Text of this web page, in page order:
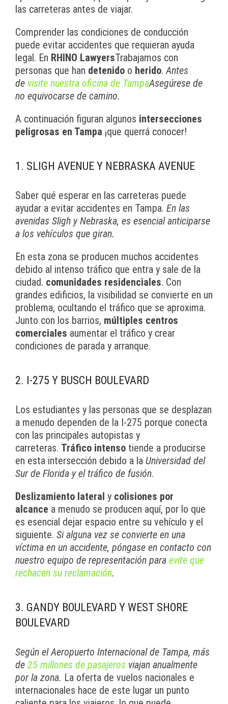
las carreteras antes de viajar.
Comprender las condiciones de conducción
puede evitar accidentes que requieran ayuda
legal. En RHINO LawyersTrabajamos con
personas que han detenido o herido.Antes
de visite nuestra oficina de TampaAsegúrese de
no equivocarse de camino.
A continuación figuran algunos intersecciones
peligrosas en Tampa ¡que querrá conocer!
1. SLIGH AVENUE Y NEBRASKA AVENUE
Saber qué esperar en las carreteras puede
ayudar a evitar accidentes en Tampa. En las
avenidas Sligh y Nebraska, es esencial anticiparse
a los vehículos que giran.
En esta zona se producen muchos accidentes
debido al intenso tráfico que entra y sale de la
ciudad. comunidades residenciales. Con
grandes edificios, la visibilidad se convierte en un
problema, ocultando el tráfico que se aproxima.
Junto con los barrios, múltiples centros
comerciales aumentar el tráfico y crear
condiciones de parada y arranque.
2. I-275 Y BUSCH BOULEVARD
Los estudiantes y las personas que se desplazan
a menudo dependen de la I-275 porque conecta
con las principales autopistas y
carreteras. Tráfico intenso tiende a producirse
en esta intersección debido a la Universidad del
Sur de Florida y el tráfico de fusión.
Deslizamiento lateral y colisiones por
alcance a menudo se producen aquí, por lo que
es esencial dejar espacio entre su vehículo y el
siguiente. Si alguna vez se convierte en una
víctima en un accidente, póngase en contacto con
nuestro equipo de representación para evite que
rechacen su reclamación.
3. GANDY BOULEVARD Y WEST SHORE
BOULEVARD
Según el Aeropuerto Internacional de Tampa, más
de 25 millones de pasajeros viajan anualmente
por la zona. La oferta de vuelos nacionales e
internacionales hace de este lugar un punto